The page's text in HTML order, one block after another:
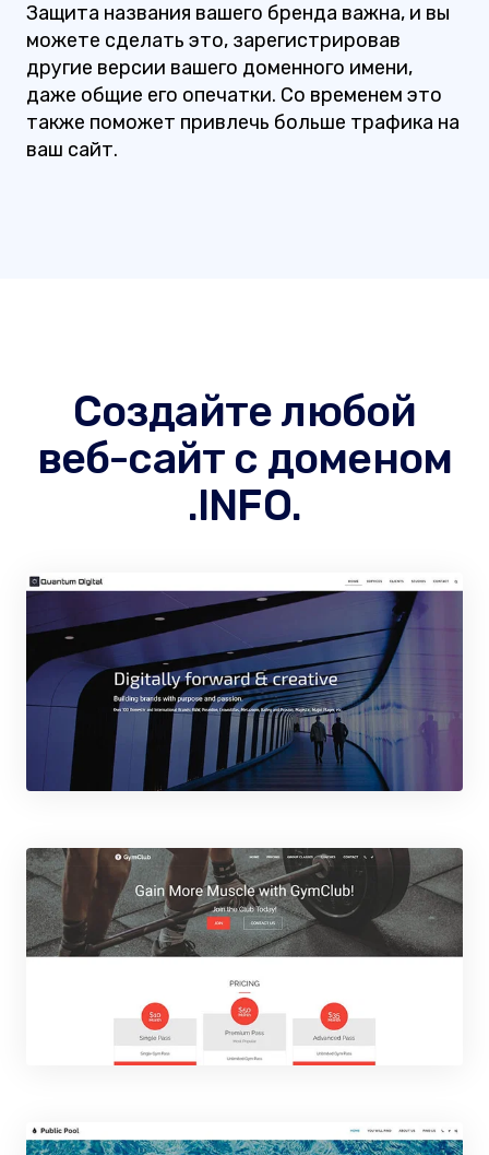
Защита названия вашего бренда важна, и вы
можете сделать это, зарегистрировав
другие версии вашего доменного имени,
даже общие его опечатки. Со временем это
также поможет привлечь больше трафика на
ваш сайт.
Создайте любой
веб-сайт с доменом
.INFO.